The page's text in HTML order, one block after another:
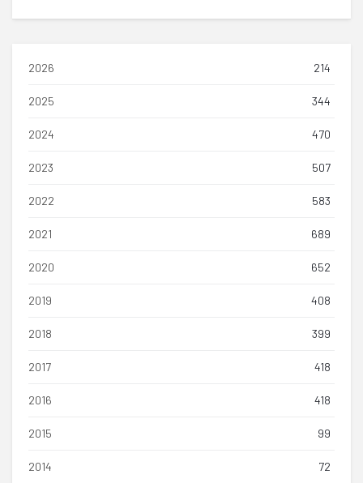
2026 214
2025 344
2024 470
2023 507
2022 583
2021 689
2020 652
2019 408
2018 399
2017 418
2016 418
2015 99
2014 72